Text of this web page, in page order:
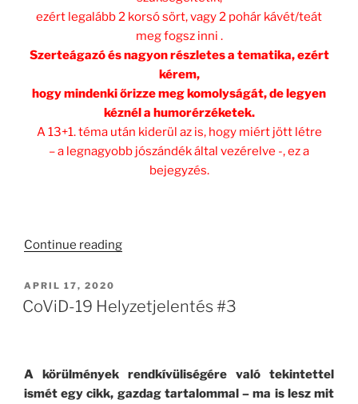
ezért legalább 2 korsó sört, vagy 2 pohár kávét/teát
meg fogsz inni .
Szerteágazó és nagyon részletes a tematika, ezért
kérem,
hogy mindenki őrizze meg komolyságát, de legyen
kéznél a humorérzéketek.
A 13+1. téma után kiderül az is, hogy miért jött létre
– a legnagyobb jószándék által vezérelve -, ez a
bejegyzés.
Continue reading“Miért
Házi
POSTED
ON
APRIL 17, 2020
CoViD-19 Helyzetjelentés #3
A körülmények rendkívüliségére való tekintettel
ismét egy cikk, gazdag tartalommal – ma is lesz mit